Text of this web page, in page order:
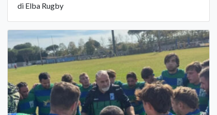
di Elba Rugby